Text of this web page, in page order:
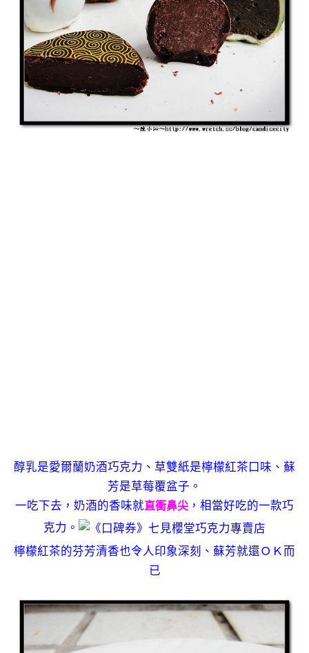
醇乳是愛爾蘭奶酒巧克力、草雙紙是檸檬紅茶口味、蘇
芳是草莓覆盆子。
一吃下去，奶酒的香味就直衝鼻尖 ，相當好吃的一款巧
克力。
檸檬紅茶的芬芳清香也令人印象深刻、蘇芳就還ＯＫ而
已